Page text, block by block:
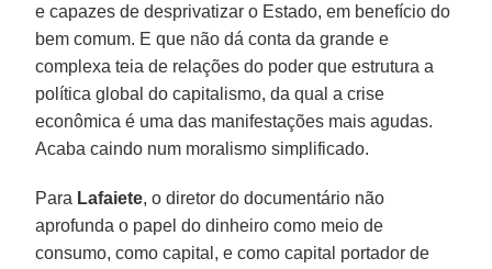
e capazes de desprivatizar o Estado, em benefício do
bem comum. E que não dá conta da grande e
complexa teia de relações do poder que estrutura a
política global do capitalismo, da qual a crise
econômica é uma das manifestações mais agudas.
Acaba caindo num moralismo simplificado.
Para Lafaiete, o diretor do documentário não
aprofunda o papel do dinheiro como meio de
consumo, como capital, e como capital portador de